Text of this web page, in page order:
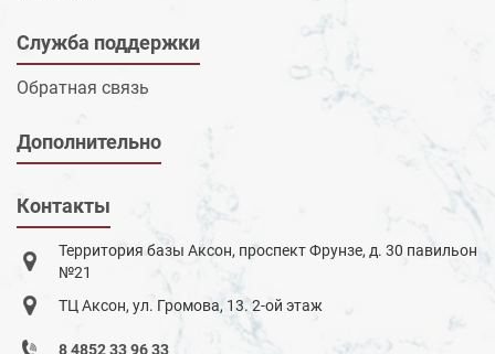
Служба поддержки
Обратная связь
Дополнительно
Контакты
Территория базы Аксон, проспект Фрунзе, д. 30 павильон
№21
ТЦ Аксон, ул. Громова, 13. 2-ой этаж
8 4852 33 96 33